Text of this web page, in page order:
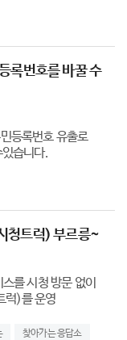
록번호를 바꿀 수
등록번호 유출로
습니다.
청트럭) 부르릉~
를 시청 방문 없이
럭)를 운영
찾아가는 응답소